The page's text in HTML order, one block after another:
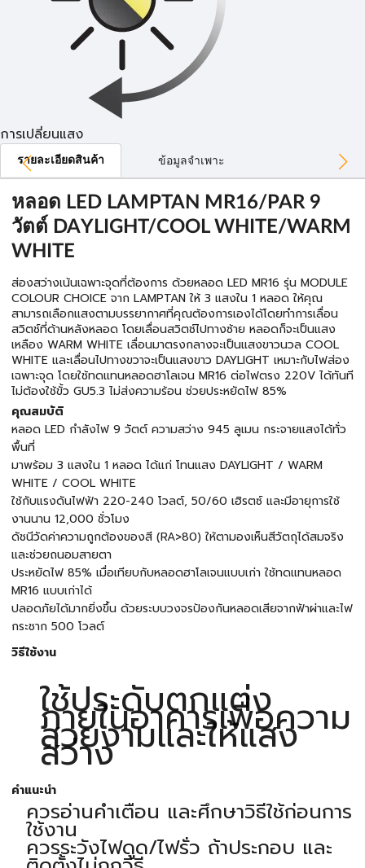
การเปลี่ยนแสง
รายละเอียดสินค้า ข้อมูลจำเพาะ
หลอด LED LAMPTAN MR16/PAR 9
วัตต์ DAYLIGHT/COOL WHITE/WARM
WHITE
ส่องสว่างเน้นเฉพาะจุดที่ต้องการ ด้วยหลอด LED MR16 รุ่น MODULE
COLOUR CHOICE จาก LAMPTAN ให้ 3 แสงใน 1 หลอด ให้คุณ
สามารถเลือกแสงตามบรรยากาศที่คุณต้องการเองได้โดยทำการเลื่อน
สวิตช์ที่ด้านหลังหลอด โดยเลื่อนสวิตช์ไปทางซ้าย หลอดก็จะเป็นแสง
เหลือง WARM WHITE เลื่อนมาตรงกลางจะเป็นแสงขาวนวล COOL
WHITE และเลื่อนไปทางขวาจะเป็นแสงขาว DAYLIGHT เหมาะกับไฟส่อง
เฉพาะจุด โดยใช้ทดแทนหลอดฮาโลเจน MR16 ต่อไฟตรง 220V ได้ทันที
ไม่ต้องใช้ขั้ว GU5.3 ไม่ส่งความร้อน ช่วยประหยัดไฟ 85%
คุณสมบัติ
หลอด LED กำลังไฟ 9 วัตต์ ความสว่าง 945 ลูเมน กระจายแสงได้ทั่ว
พื้นที่
มาพร้อม 3 แสงใน 1 หลอด ได้แก่ โทนแสง DAYLIGHT / WARM
WHITE / COOL WHITE
ใช้กับแรงดันไฟฟ้า 220-240 โวลต์, 50/60 เฮิรตซ์ และมีอายุการใช้
งานนาน 12,000 ชั่วโมง
ดัชนีวัดค่าความถูกต้องของสี (RA>80) ให้ตามองเห็นสีวัตถุได้สมจริง
และช่วยถนอมสายตา
ประหยัดไฟ 85% เมื่อเทียบกับหลอดฮาโลเจนแบบเก่า ใช้ทดแทนหลอด
MR16 แบบเก่าได้
ปลอดภัยได้มากยิ่งขึ้น ด้วยระบบวงจรป้องกันหลอดเสียจากฟ้าผ่าและไฟ
กระชาก 500 โวลต์
วิธีใช้งาน
ใช้ประดับตกแต่ง
ภายในอาคารเพื่อความ
สวยงามและให้แสง
สว่าง
คำแนะนำ
ควรอ่านคำเตือน และศึกษาวิธีใช้ก่อนการ
ใช้งาน
ควรระวังไฟดูด/ไฟรั่ว ถ้าประกอบ และ